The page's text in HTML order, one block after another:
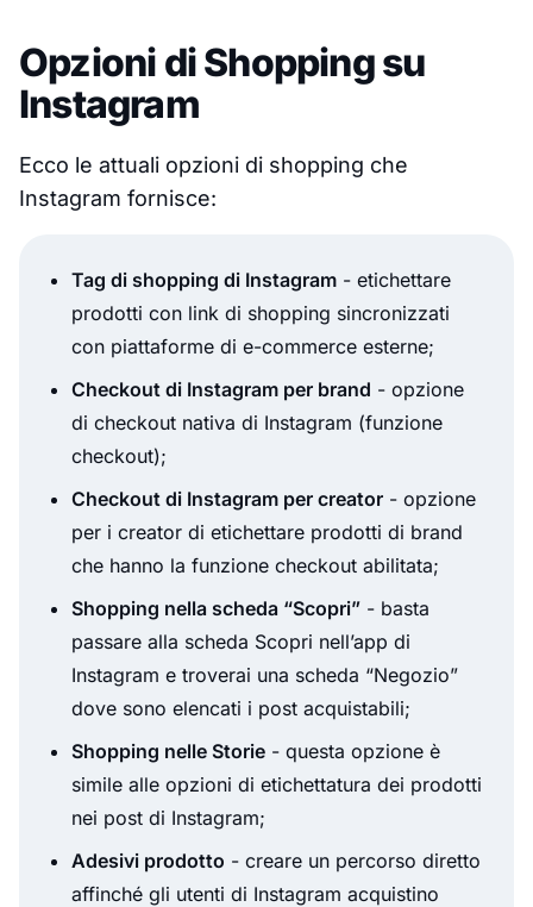
Opzioni di Shopping su
Instagram
Ecco le attuali opzioni di shopping che
Instagram fornisce:
Tag di shopping di Instagram - etichettare
prodotti con link di shopping sincronizzati
con piattaforme di e-commerce esterne;
Checkout di Instagram per brand - opzione
di checkout nativa di Instagram (funzione
checkout);
Checkout di Instagram per creator - opzione
per i creator di etichettare prodotti di brand
che hanno la funzione checkout abilitata;
Shopping nella scheda “Scopri” - basta
passare alla scheda Scopri nell’app di
Instagram e troverai una scheda “Negozio”
dove sono elencati i post acquistabili;
Shopping nelle Storie - questa opzione è
simile alle opzioni di etichettatura dei prodotti
nei post di Instagram;
Adesivi prodotto - creare un percorso diretto
affinché gli utenti di Instagram acquistino